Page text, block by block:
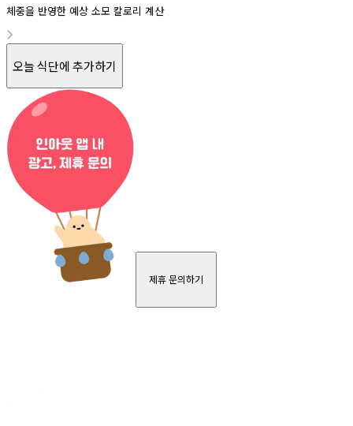
체중을 반영한 예상 소모 칼로리 계산
오늘 식단에 추가하기
제휴 문의하기